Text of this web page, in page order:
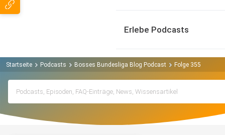
Erlebe Podcasts
Startseite Podcasts Bosses Bundesliga Blog Podcast Folge 355 Wer